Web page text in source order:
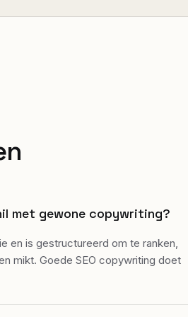
met gewone copywriting?
en is gestructureerd om te ranken,
mikt. Goede SEO copywriting doet